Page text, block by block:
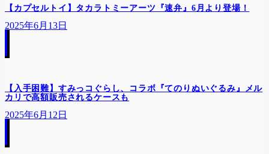
【カプセルトイ】タカラトミーアーツ『速弁』6月より登場！
2025年6月13日
【入手困難】すみっコぐらし、コラボ『てのりぬいぐるみ』メル
カリで高額販売されるケースも
2025年6月12日